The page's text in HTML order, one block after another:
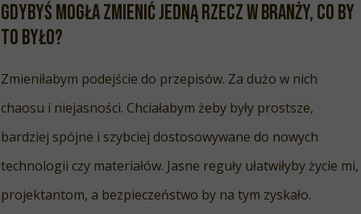
Gdybyś mogła zmienić jedną rzecz w branży, co by
to było?
Zmieniłabym podejście do przepisów. Za dużo w nich
chaosu i niejasności. Chciałabym żeby były prostsze,
bardziej spójne i szybciej dostosowywane do nowych
technologii czy materiałów. Jasne reguły ułatwiłyby życie mi,
projektantom, a bezpieczeństwo by na tym zyskało.